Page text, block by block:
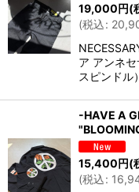
19,000円(
(税込:
ア アンネ
スピンド
-HAVE A
15,400円(
(税込: